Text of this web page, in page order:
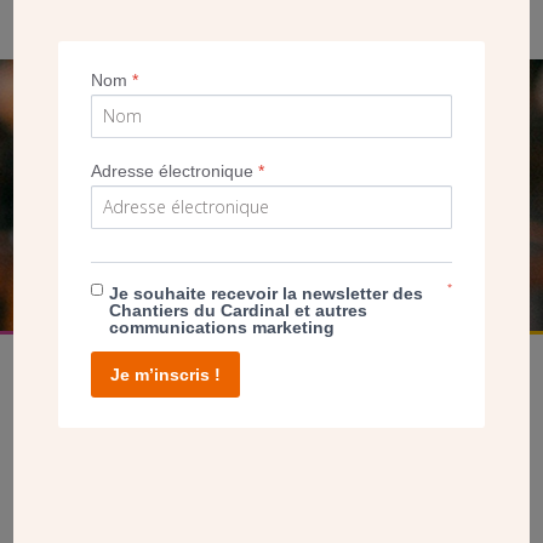
SEUL VOTRE DON
NOUS PERMET D’AGIR
Nom*
Adresse électronique*
Je souhaite recevoir la newsletter des
Chantiers du Cardinal et autres
communications marketing
*
Je m’inscris !